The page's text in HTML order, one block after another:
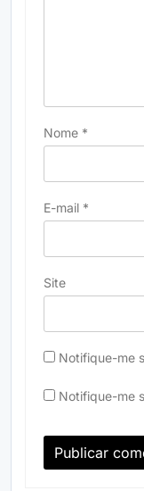
Nome *
E-mail *
Site
Notifique-me
Notifique-me